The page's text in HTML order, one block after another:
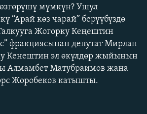
мүмкүн? Ушул
“Арай көз чарай” берүүбүздө
Жогорку Кеңештин
фракциясынан депутат Мирлан
Кенештин эл өкүлдөр жыйынын
Алмамбет Матубраимов жана
Жоробеков катышты.